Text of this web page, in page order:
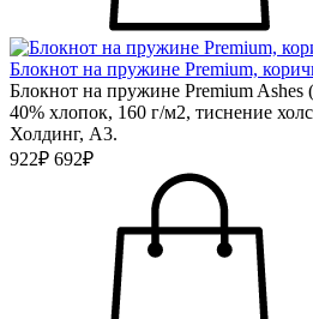
Блокнот на пружине Premium,
Блокнот на пружине Premium
40% хлопок, 160 г/м2, тиснение
Холдинг, А3.
922₽ 692₽